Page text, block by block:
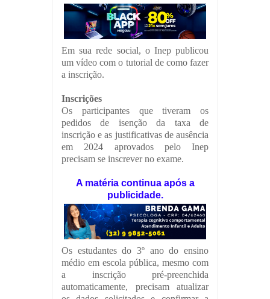
Em sua rede social, o Inep publicou
um vídeo com o tutorial de como fazer
a inscrição.
Inscrições
Os participantes que tiveram os
pedidos de isenção da taxa de
inscrição e as justificativas de ausência
em 2024 aprovados pelo Inep
precisam se inscrever no exame.
A matéria continua após a
publicidade.
Os estudantes do 3º ano do ensino
médio em escola pública, mesmo com
a inscrição pré-preenchida
automaticamente, precisam atualizar